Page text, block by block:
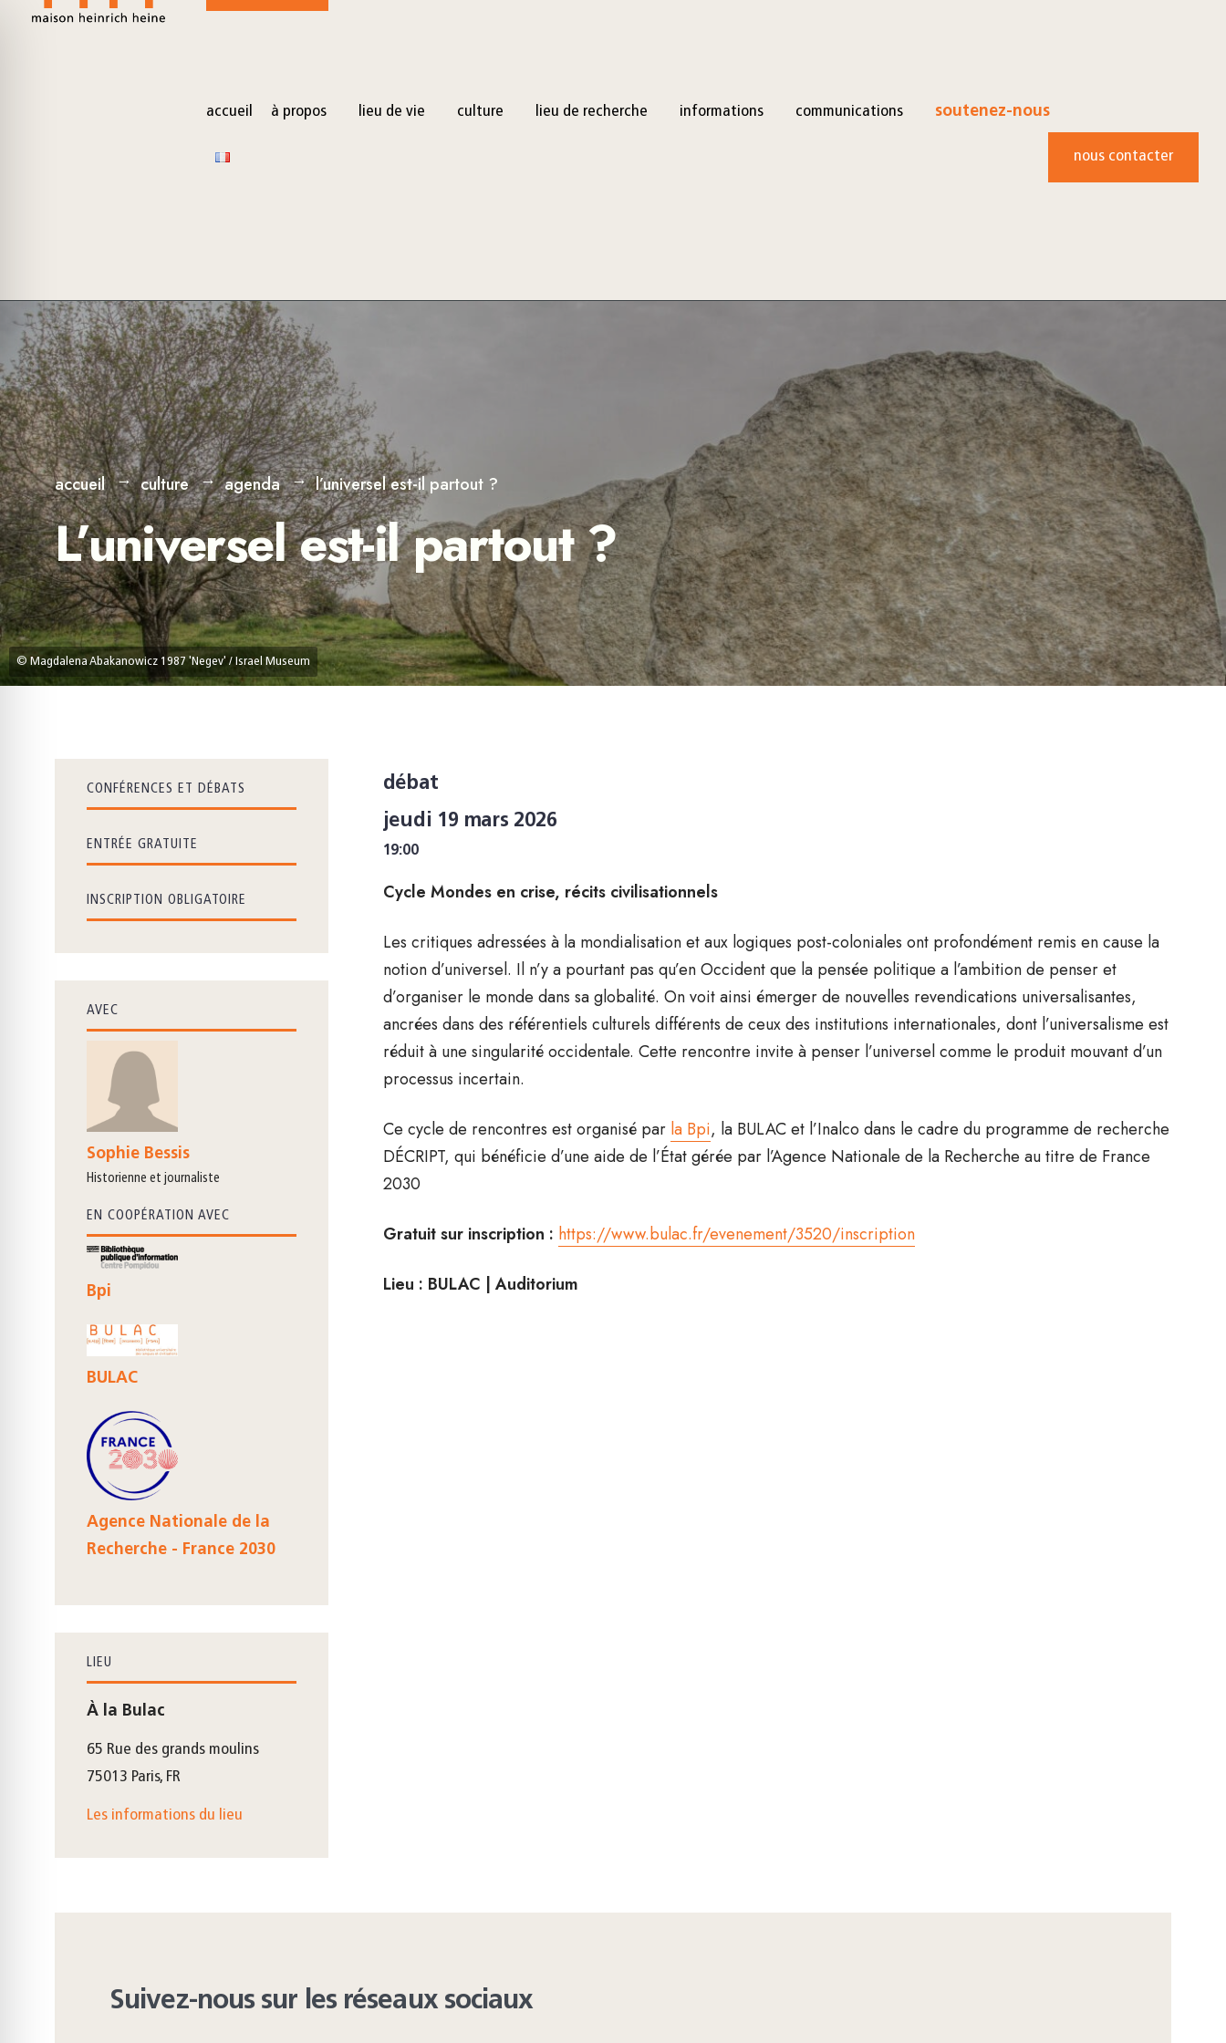
accueil à propos lieu de vie culture lieu de recherche informations communications soutenez-nous
nous contacter
© Magdalena Abakanowicz 1987 'Negev' / Israel Museum
accueil culture agenda l’universel est-il partout ?
L’universel est-il partout ?
débat
jeudi 19 mars 2026
19:00
Cycle Mondes en crise, récits civilisationnels
Les critiques adressées à la mondialisation et aux logiques post-coloniales ont profondément remis en cause la
notion d’universel. Il n’y a pourtant pas qu’en Occident que la pensée politique a l’ambition de penser et
d’organiser le monde dans sa globalité. On voit ainsi émerger de nouvelles revendications universalisantes,
ancrées dans des référentiels culturels différents de ceux des institutions internationales, dont l’universalisme est
réduit à une singularité occidentale. Cette rencontre invite à penser l’universel comme le produit mouvant d’un
processus incertain.
Ce cycle de rencontres est organisé par la Bpi, la BULAC et l’Inalco dans le cadre du programme de recherche
DÉCRIPT, qui bénéficie d’une aide de l’État gérée par l’Agence Nationale de la Recherche au titre de France
2030
Gratuit sur inscription : https://www.bulac.fr/evenement/3520/inscription
Lieu : BULAC | Auditorium
CONFÉRENCES ET DÉBATS
ENTRÉE GRATUITE
INSCRIPTION OBLIGATOIRE
AVEC
Sophie Bessis
historienne et journaliste
EN COOPÉRATION AVEC
Bpi
BULAC
Agence Nationale de la
Recherche - France 2030
LIEU
À la Bulac
65 Rue des grands moulins
75013 Paris, FR
Les informations du lieu
Suivez-nous sur les réseaux sociaux